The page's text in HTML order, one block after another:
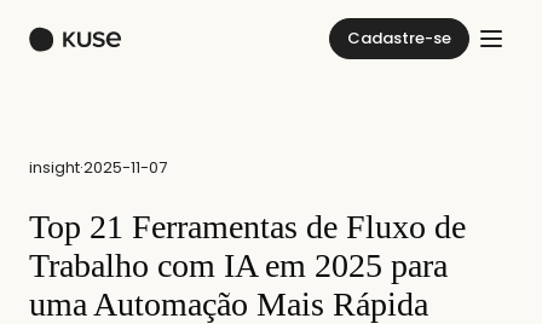
Cadastre-se
insight·2025-11-07
Top 21 Ferramentas de Fluxo de
Trabalho com IA em 2025 para
uma Automação Mais Rápida